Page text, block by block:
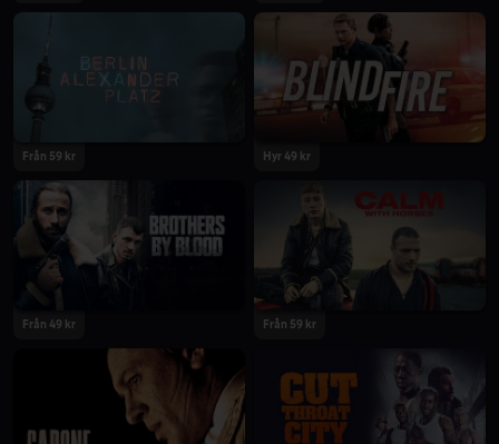
2020
Från 59 kr Hyr 49 kr
Från 49 kr
2020
Från 59 kr